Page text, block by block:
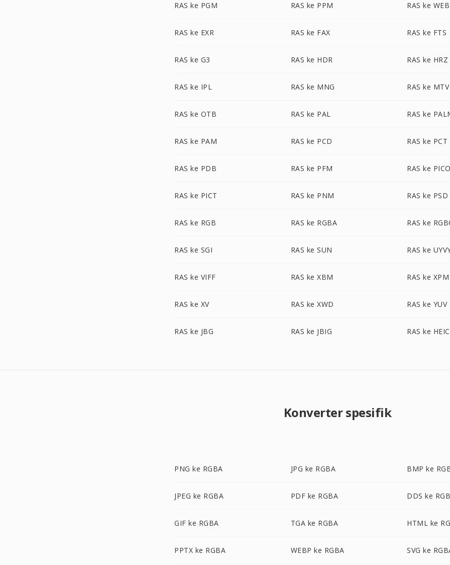
RAS ke PGM RAS ke PPM RAS ke
RAS ke EXR RAS ke FAX RAS ke FTS
RAS ke G3 RAS ke HDR RAS ke HRZ
RAS ke IPL RAS ke MNG RAS ke MTV
RAS ke OTB RAS ke PAL RAS ke
RAS ke PAM RAS ke PCD RAS ke PCT
RAS ke PDB RAS ke PFM RAS ke
RAS ke PICT RAS ke PNM RAS ke PSD
RAS ke RGB RAS ke RGBA RAS ke
RAS ke SGI RAS ke SUN RAS ke
RAS ke VIFF RAS ke XBM RAS ke XPM
RAS ke XV RAS ke XWD RAS ke YUV
RAS ke JBG RAS ke JBIG RAS ke HEIC
Konverter spesifik
PNG ke RGBA JPG ke RGBA BMP ke
JPEG ke RGBA PDF ke RGBA DDS ke
GIF ke RGBA TGA ke RGBA HTML ke
PPTX ke RGBA WEBP ke RGBA SVG ke